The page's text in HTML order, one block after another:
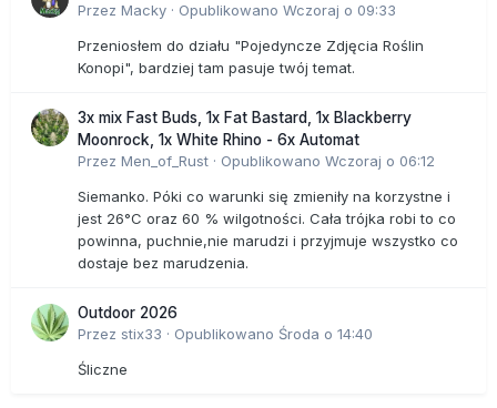
Przez Macky · Opublikowano Wczoraj o 09:33
Przeniosłem do działu "Pojedyncze Zdjęcia Roślin
Konopi", bardziej tam pasuje twój temat.
3x mix Fast Buds, 1x Fat Bastard, 1x Blackberry
Moonrock, 1x White Rhino - 6x Automat
Przez Men_of_Rust · Opublikowano Wczoraj o 06:12
Siemanko. Póki co warunki się zmieniły na korzystne i
jest 26°C oraz 60 % wilgotności. Cała trójka robi to co
powinna, puchnie,nie marudzi i przyjmuje wszystko co
dostaje bez marudzenia.
Outdoor 2026
Przez stix33 · Opublikowano Środa o 14:40
Śliczne